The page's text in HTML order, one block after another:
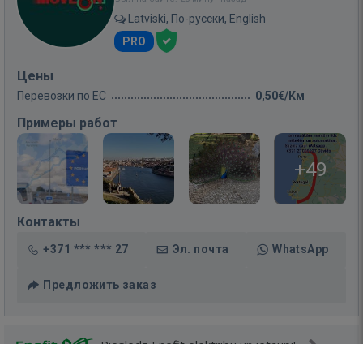
Latviski, По-русски, English
PRO
Цены
Перевозки по ЕС 0,50€/Км
Примеры работ
+49
Контакты
+371 *** *** 27 Эл. почта WhatsApp
Предложить заказ